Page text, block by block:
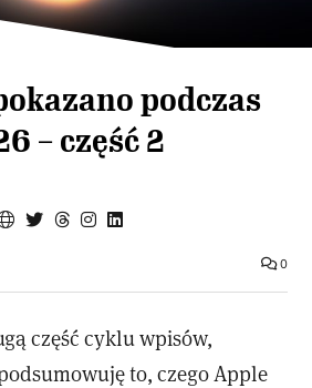
podczas
– część 2
0
część cyklu wpisów,
to, czego Apple